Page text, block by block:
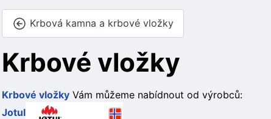
Krbová kamna a krbové vložky
Krbové vložky
Krbové vložky Vám můžeme nabídnout od výrobců:
Jotul